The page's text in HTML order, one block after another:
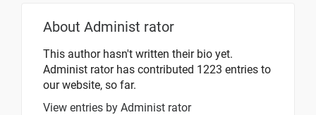
About Administ rator
This author hasn't written their bio yet.
Administ ratorhas contributed 1223 entries to
our website, so far.
View entries by Administ rator